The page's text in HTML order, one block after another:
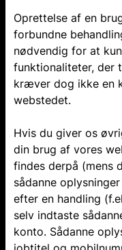
Oprettelse af en
forbundne
nødvendig for at
funktionaliteter, der
kræver dog ikke en
webstedet.
Hvis du giver os
din brug af vores
findes derpå (mens
sådanne
efter en handling
selv indtaste
konto. Sådanne